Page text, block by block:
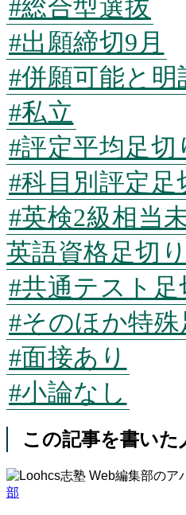
#総合型選抜
#出願締切9月
#併願可能と明
#私立
#評定平均足切
#科目別評定足
#英検2級相当
英語資格足切
#共通テスト足
#そのほか特殊
#面接あり
#小論なし
この記事を書いた
部